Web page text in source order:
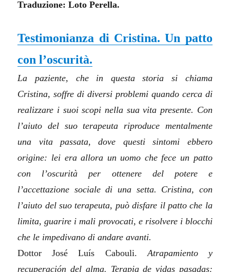
Traduzione: Loto Perella.
Testimonianza di Cristina. Un patto
con l’oscurità.
La paziente, che in questa storia si chiama
Cristina, soffre di diversi problemi quando cerca di
realizzare i suoi scopi nella sua vita presente. Con
l’aiuto del suo terapeuta riproduce mentalmente
una vita passata, dove questi sintomi ebbero
origine: lei era allora un uomo che fece un patto
con l’oscurità per ottenere del potere e
l’accettazione sociale di una setta. Cristina, con
l’aiuto del suo terapeuta, può disfare il patto che la
limita, guarire i mali provocati, e risolvere i blocchi
che le impedivano di andare avanti.
Dottor José Luís Cabouli.Atrapamiento y
recuperación del alma. Terapia de vidas pasadas: